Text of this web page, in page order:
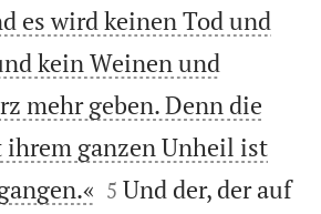
es wird keinen Tod und
kein Weinen und
mehr geben. Denn die
ganzen Unheil ist


5 Und der, der auf